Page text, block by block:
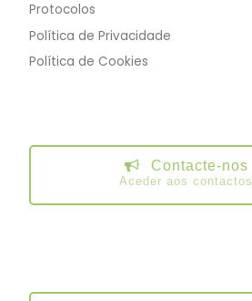
Protocolos
Política de Privacidade
Política de Cookies
Contacte-nos
Aceder aos contactos